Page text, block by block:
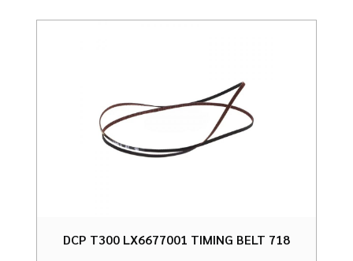
DCP T300 LX6677001 TIMING BELT 718